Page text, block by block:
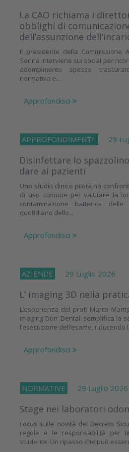
La CAO richiama i
obblighi di
dell’assunzione
Il presidente della Commissione
Senna interviene sui social per
adempimento spesso
normativa e...
Approfondisci
APPROFONDIMENTI 29
Disinfettare lo
dare ai pazienti
Uno studio clinico pilota ha
di uso comune per valutare la
contaminazione batterica
quotidiano dello...
Approfondisci
AZIENDE 29 Luglio 2026
L’ imaging 3D nella
L’esperienza del prof. Marco
imaging Dürr Dental: semplifica la
l’esecuzione dell’esame, riducendo
Approfondisci
NORMATIVE 29 Luglio 2026
Stage nei laboratori
Focus sulle novità del Decreto
regole e le responsabilità per
studente. Un ripasso che può